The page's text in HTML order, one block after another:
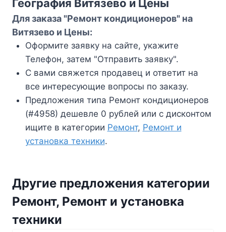
География Витязево и Цены
Для заказа "Ремонт кондиционеров" на
Витязево и Цены:
Оформите заявку на сайте, укажите
Телефон, затем "Отправить заявку".
С вами свяжется продавец и ответит на
все интересующие вопросы по заказу.
Предложения типа Ремонт кондиционеров
(#4958) дешевле 0 рублей или с дисконтом
ищите в категории Ремонт, Ремонт и
установка техники.
Другие предложения категории
Ремонт, Ремонт и установка
техники